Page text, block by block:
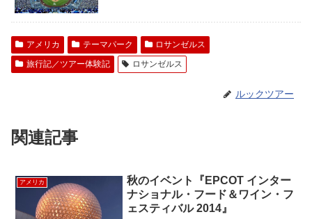
アメリカ テーマパーク
ロサンゼルス
旅行記／ツアー体験記
ロサンゼルス
ルックツアー
関連記事
アメリカ
秋のイベント『EPCOT インター
ナショナル・フード＆ワイン・フ
ェスティバル 2014』